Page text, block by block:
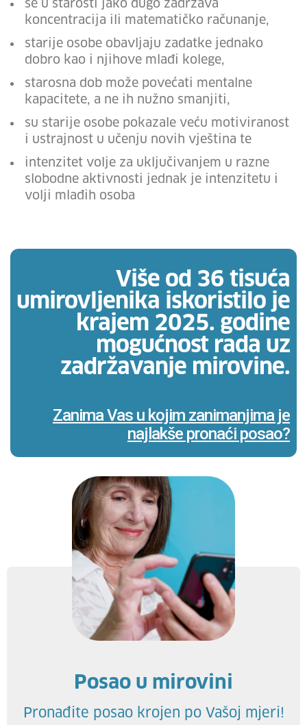
se u starosti jako dugo zadržava
koncentracija ili matematičko računanje,
starije osobe obavljaju zadatke jednako
dobro kao i njihove mlađi kolege,
starosna dob može povećati mentalne
kapacitete, a ne ih nužno smanjiti,
su starije osobe pokazale veću motiviranost
i ustrajnost u učenju novih vještina te
intenzitet volje za uključivanjem u razne
slobodne aktivnosti jednak je intenzitetu i
volji mlađih osoba
Više od 36 tisuća
umirovljenika iskoristilo je
krajem 2025. godine
mogućnost rada uz
zadržavanje mirovine.
Zanima Vas u kojim zanimanjima je
najlakše pronaći posao?
Posao u mirovini
Pronađite posao krojen po Vašoj mjeri!